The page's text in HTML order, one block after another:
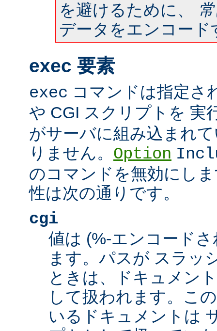
を避けるために、
データをエンコード
exec 要素
exec コマンドは指定さ
や CGI スクリプトを 実
がサーバに組み込まれ
りません。 Option
のコマンドを無効にし
性は次の通りです。
cgi
値は (%-エンコード
ます。パスが スラッ
ときは、ドキュメン
して扱われます。こ
いるドキュメントは